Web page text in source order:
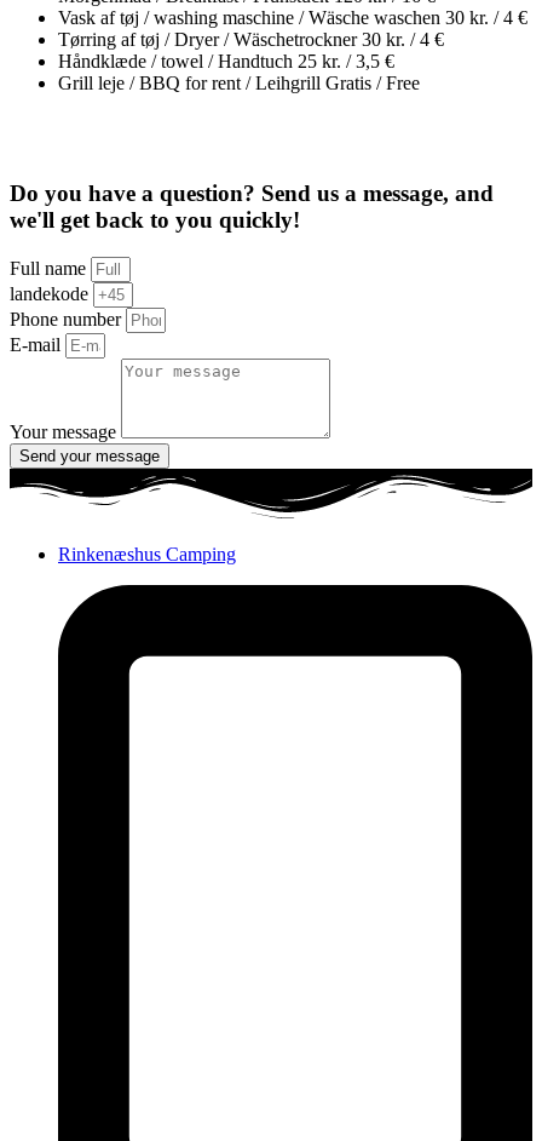
Vask af tøj / washing maschine / Wäsche waschen 30 kr. / 4 €
Tørring af tøj / Dryer / Wäschetrockner30 kr. / 4 €
Håndklæde / towel / Handtuch 25 kr. / 3,5 €
Grill leje / BBQ for rent / Leihgrill Gratis / Free
Do you have a question? Send us a message, and
we'll get back to you quickly!
Full name
landekode
Phone number
E-mail
Your message
Send your message
Rinkenæshus Camping